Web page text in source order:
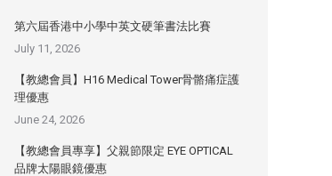
第六屆香港中小學中英文硬筆書法比賽
July 11, 2026
【教總會員】H16 Medical Tower骨骼痛症護
理優惠
June 24, 2026
【教總會員專享】父親節限定 EYE OPTICAL
品牌太陽眼鏡優惠